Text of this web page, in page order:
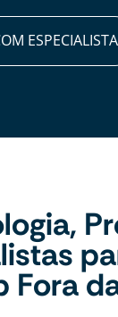
ESPECIALISTA
Fora